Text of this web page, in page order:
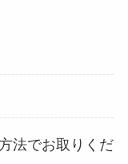
法でお取りくだ